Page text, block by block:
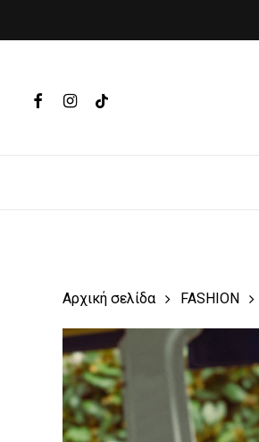
FACEBOOKINSTAGRAM
TIKTOK
Αρχική σελίδα FASHION